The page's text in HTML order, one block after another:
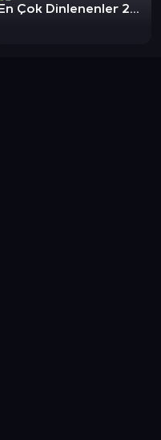
En Çok Dinlenenler 2023: Country